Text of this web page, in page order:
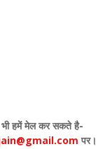
हमें मेल कर सकते है-
पर।